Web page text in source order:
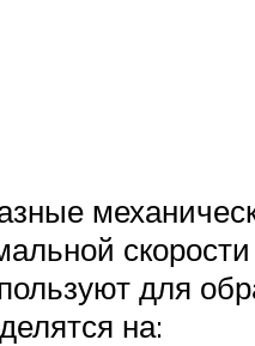
для
на: